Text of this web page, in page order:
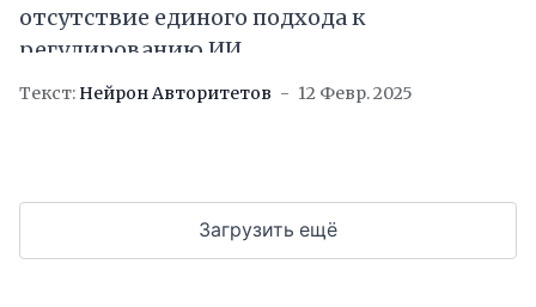
отсутствие единого подхода к
регулированию ИИ
Текст: Нейрон Авторитетов 12 Февр. 2025
Загрузить ещё